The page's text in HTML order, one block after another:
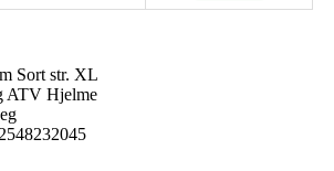
Sort str. XL
ATV Hjelme